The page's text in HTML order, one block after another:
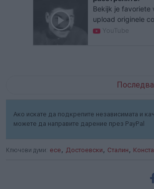
Bekijk je favoriete
upload originele
op YouTube.
YouTube
Ако искате да подкрепите независимата и
можете да направите дарение през PayPal
Ключови думи: есе , Достоевски , Сталин ,